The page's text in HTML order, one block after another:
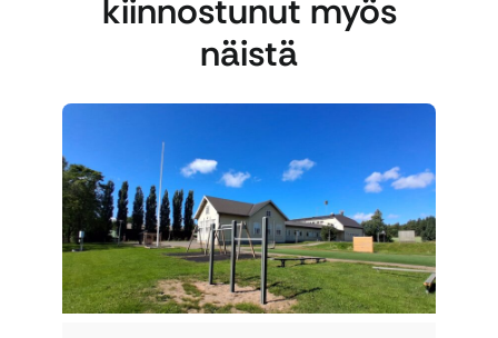
kiinnostunut myös
näistä